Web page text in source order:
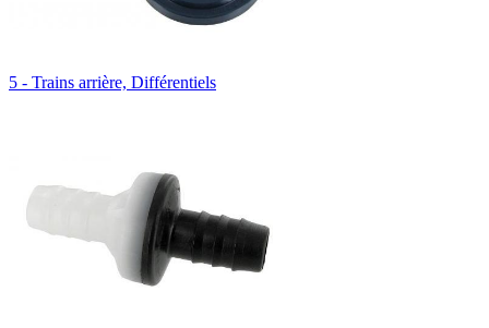
5 - Trains arrière, Différentiels